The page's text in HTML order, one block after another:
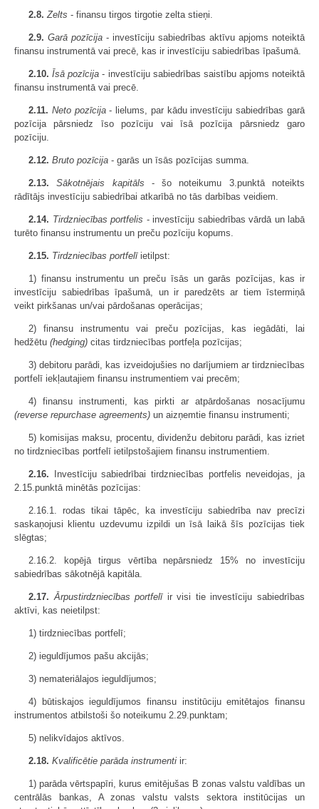
2.8. Zelts - finansu tirgos tirgotie zelta stieņi.
2.9. Garā pozīcija - investīciju sabiedrības aktīvu apjoms noteiktā
finansu instrumentā vai precē, kas ir investīciju sabiedrības īpašumā.
2.10. Īsā pozīcija - investīciju sabiedrības saistību apjoms noteiktā
finansu instrumentā vai precē.
2.11. Neto pozīcija- lielums, par kādu investīciju sabiedrības garā
pozīcija pārsniedz īso pozīciju vai īsā pozīcija pārsniedz garo
pozīciju.
2.12. Bruto pozīcija - garās un īsās pozīcijas summa.
2.13. Sākotnējais kapitāls - šo noteikumu 3.punktā noteikts
rādītājs investīciju sabiedrībai atkarībā no tās darbības veidiem.
2.14. Tirdzniecības portfelis - investīciju sabiedrības vārdā un labā
turēto finansu instrumentu un preču pozīciju kopums.
2.15. Tirdzniecības portfelīietilpst:
1) finansu instrumentu un preču īsās un garās pozīcijas, kas ir
investīciju sabiedrības īpašumā, un ir paredzēts ar tiem īstermiņā
veikt pirkšanas un/vai pārdošanas operācijas;
2) finansu instrumentu vai preču pozīcijas, kas iegādāti, lai
hedžētu (hedging) citas tirdzniecības portfeļa pozīcijas;
3) debitoru parādi, kas izveidojušies no darījumiem ar tirdzniecības
portfelī iekļautajiem finansu instrumentiem vai precēm;
4) finansu instrumenti, kas pirkti ar atpārdošanas nosacījumu
(reverse repurchase agreements) un aizņemtie finansu instrumenti;
5) komisijas maksu, procentu, dividenžu debitoru parādi, kas izriet
no tirdzniecības portfelī ietilpstošajiem finansu instrumentiem.
2.16. Investīciju sabiedrībai tirdzniecības portfelis neveidojas, ja
2.15.punktā minētās pozīcijas:
2.16.1. rodas tikai tāpēc, ka investīciju sabiedrība nav precīzi
saskaņojusi klientu uzdevumu izpildi un īsā laikā šīs pozīcijas tiek
slēgtas;
2.16.2. kopējā tirgus vērtība nepārsniedz 15% no investīciju
sabiedrības sākotnējā kapitāla.
2.17. Ārpustirdzniecības portfelīir visi tie investīciju sabiedrības
aktīvi, kas neietilpst:
1) tirdzniecības portfelī;
2) ieguldījumos pašu akcijās;
3) nemateriālajos ieguldījumos;
4) būtiskajos ieguldījumos finansu institūciju emitētajos finansu
instrumentos atbilstoši šo noteikumu 2.29.punktam;
5) nelikvīdajos aktīvos.
2.18. Kvalificētie parāda instrumenti ir:
1) parāda vērtspapīri, kurus emitējušas B zonas valstu valdības un
centrālās bankas, A zonas valstu valsts sektora institūcijas un